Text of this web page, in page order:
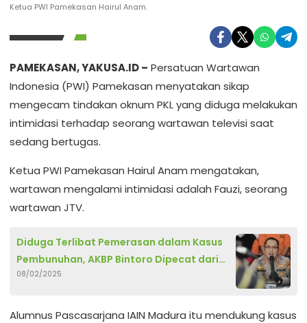
Ketua PWI Pamekasan Hairul Anam.
PAMEKASAN, YAKUSA.ID – Persatuan Wartawan
Indonesia (PWI) Pamekasan menyatakan sikap
mengecam tindakan oknum PKL yang diduga melakukan
intimidasi terhadap seorang wartawan televisi saat
sedang bertugas.
Ketua PWI Pamekasan Hairul Anam mengatakan,
wartawan mengalami intimidasi adalah Fauzi, seorang
wartawan JTV.
Diduga Terlibat Pemerasan dalam Kasus
Pembunuhan, AKBP Bintoro Dipecat dari
Anggota Polri
08/02/2025
Alumnus Pascasarjana IAIN Madura itu mendukung kasus